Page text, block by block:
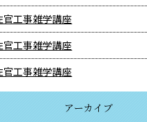
官工事雑学講座
官工事雑学講座
官工事雑学講座
アーカイブ